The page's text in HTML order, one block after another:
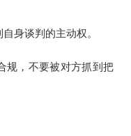
身谈判的主动权。
规，不要被对方抓到把